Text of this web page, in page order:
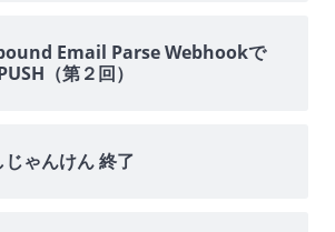
Email Parse Webhookで
（第２回）
ゃんけん 終了